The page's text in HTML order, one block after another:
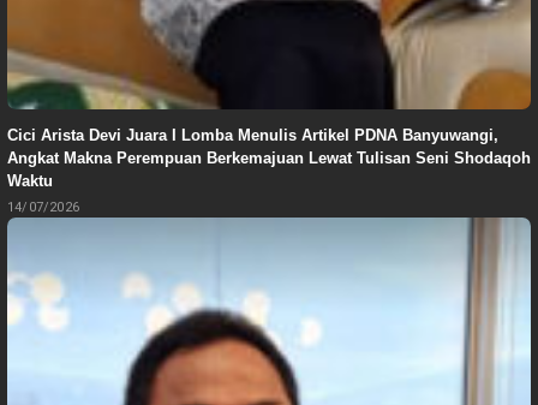
Cici Arista Devi Juara I Lomba Menulis Artikel PDNA Banyuwangi,
Angkat Makna Perempuan Berkemajuan Lewat Tulisan Seni Shodaqoh
Waktu
14/07/2026